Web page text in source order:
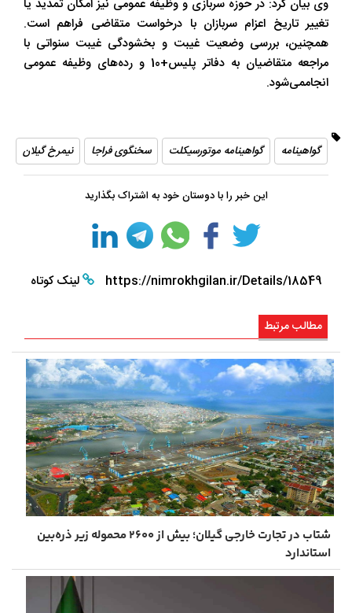
وی بیان کرد: در حوزه سربازی و وظیفه عمومی نیز امکان تمدید یا
تغییر تاریخ اعزام سربازان با درخواست متقاضی فراهم است.
همچنین، بررسی وضعیت غیبت و بخشودگی غیبت سنواتی با
مراجعه متقاضیان به دفاتر پلیس+10 و رده‌های وظیفه عمومی
انجاممی‌شود.
گواهینامه گواهینامه موتورسیکلت سخنگوی فراجا نیمرخ گیلان
این خبر را با دوستان خود به اشتراک بگذارید
https://nimrokhgilan.ir/Details/18549 لینک کوتاه
مطالب مرتبط
شتاب در تجارت خارجی گیلان؛ بیش از ۲۶۰۰ محموله زیر ذره‌بین
استاندارد